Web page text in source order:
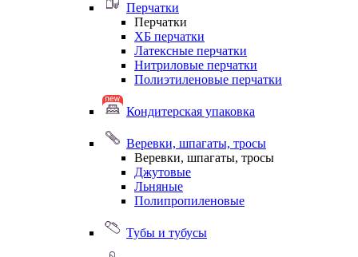
Перчатки
Перчатки
ХБ перчатки
Латексные перчатки
Нитриловые перчатки
Полиэтиленовые перчатки
Кондитерская упаковка
Веревки, шпагаты, тросы
Веревки, шпагаты, тросы
Джутовые
Льняные
Полипропиленовые
Тубы и тубусы